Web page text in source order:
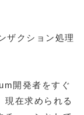
ザクション処理
開発者をすぐ
現在求められる